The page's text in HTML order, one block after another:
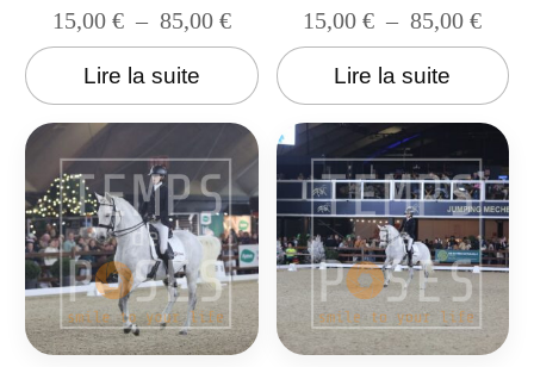
15,00 € – 85,00 €
Lire la suite
15,00€ – 85,00€
Lire la suite